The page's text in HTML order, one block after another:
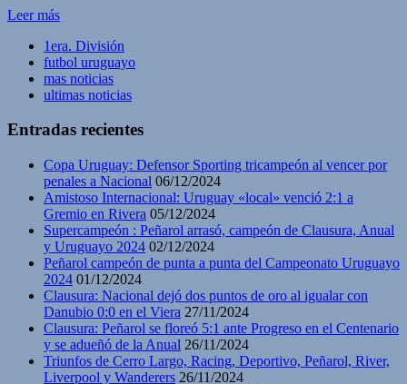
Leer más
1era. División
futbol uruguayo
mas noticias
ultimas noticias
Entradas recientes
Copa Uruguay: Defensor Sporting tricampeón al vencer por
penales a Nacional 06/12/2024
Amistoso Internacional: Uruguay «local» venció 2:1 a
Gremio en Rivera 05/12/2024
Supercampeón : Peñarol arrasó, campeón de Clausura, Anual
y Uruguayo 2024 02/12/2024
Peñarol campeón de punta a punta del Campeonato Uruguayo
2024 01/12/2024
Clausura: Nacional dejó dos puntos de oro al igualar con
Danubio 0:0 en el Viera 27/11/2024
Clausura: Peñarol se floreó 5:1 ante Progreso en el Centenario
y se adueñó de la Anual 26/11/2024
Triunfos de Cerro Largo, Racing, Deportivo, Peñarol, River,
Liverpool y Wanderers 26/11/2024